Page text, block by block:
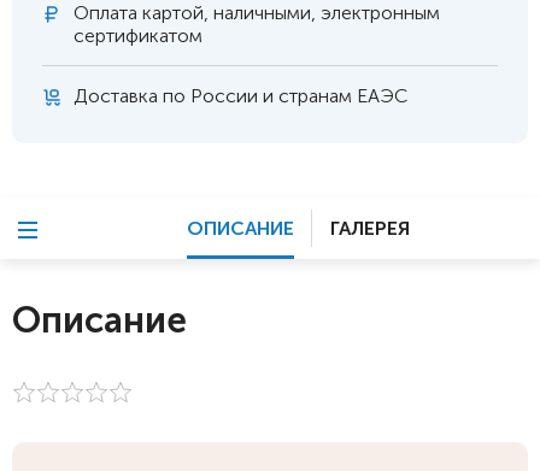
Оплата картой, наличными, электронным
сертификатом
Доставка по России и странам ЕАЭС
ОПИСАНИЕ ГАЛЕРЕЯ
Описание